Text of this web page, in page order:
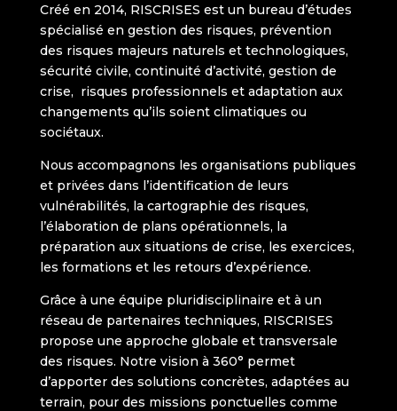
Créé en 2014, RISCRISES est un bureau d’études
spécialisé en gestion des risques, prévention
des risques majeurs naturels et technologiques,
sécurité civile, continuité d’activité, gestion de
crise, risques professionnels et adaptation aux
changements qu’ils soient climatiques ou
sociétaux.
Nous accompagnons les organisations publiques
et privées dans l’identification de leurs
vulnérabilités, la cartographie des risques,
l’élaboration de plans opérationnels, la
préparation aux situations de crise, les exercices,
les formations et les retours d’expérience.
Grâce à une équipe pluridisciplinaire et à un
réseau de partenaires techniques, RISCRISES
propose une approche globale et transversale
des risques. Notre vision à 360° permet
d’apporter des solutions concrètes, adaptées au
terrain, pour des missions ponctuelles comme